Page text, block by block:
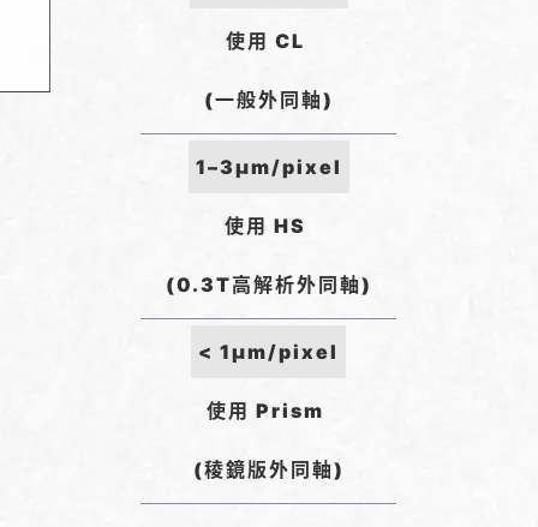
使用 CL
(一般外同軸)
1–3µm/pixel
使用 HS
(0.3T高解析外同軸)
< 1µm/pixel
使用 Prism
(稜鏡版外同軸)